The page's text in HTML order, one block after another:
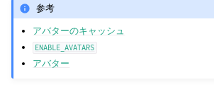
参考
アバターのキャッシュ
ENABLE_AVATARS
アバター